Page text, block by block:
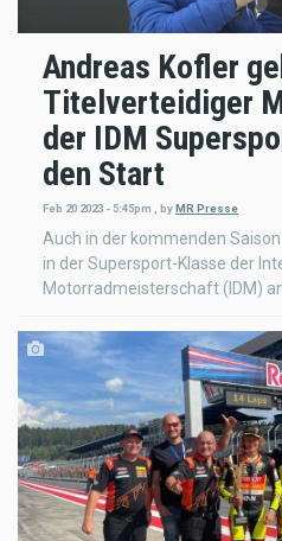
Andreas Kofler
Titelverteidiger
der IDM
den Start
Feb 20 2023 - 5:45pm , byMR Presse
Auch in der kommenden
in der Supersport-Klasse der
Motorradmeisterschaft (IDM)